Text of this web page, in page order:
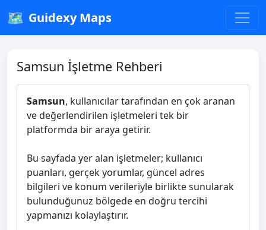
🗺️ Guidexy Maps
Samsun İşletme Rehberi
Samsun, kullanıcılar tarafından en çok aranan
ve değerlendirilen işletmeleri tek bir
platformda bir araya getirir.
Bu sayfada yer alan işletmeler; kullanıcı
puanları, gerçek yorumlar, güncel adres
bilgileri ve konum verileriyle birlikte sunularak
bulunduğunuz bölgede en doğru tercihi
yapmanızı kolaylaştırır.